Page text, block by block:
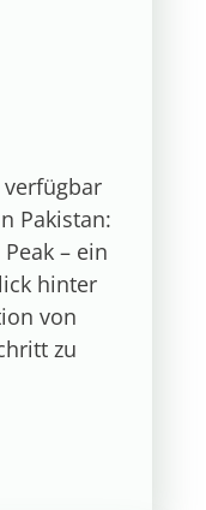
verfügbar
Pakistan:
– ein
hinter
von
zu